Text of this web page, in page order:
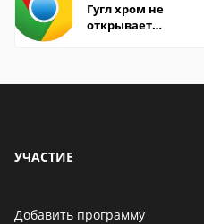
Гугл хром не
открывает
УЧАСТИЕ
Добавить программу